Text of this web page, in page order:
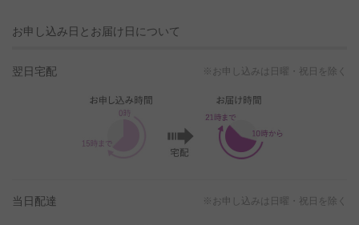
お申し込み日とお届け日について
翌日宅配 ※お申し込みは日曜・祝日を除く
当日配達 ※お申し込みは日曜・祝日を除く